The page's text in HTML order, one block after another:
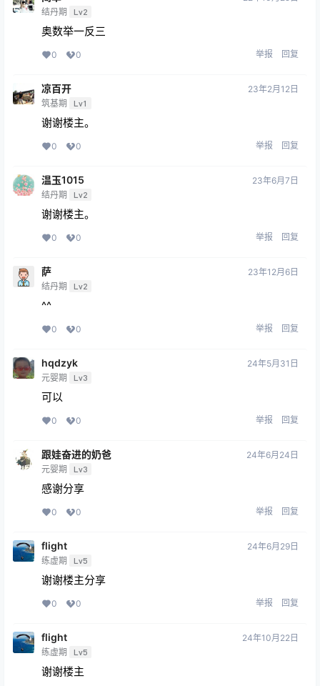
结丹期 Lv2
奥数举一反三
0 0 举报 回复
凉百开
筑基期 Lv1
23年2月12日
谢谢楼主。
0 0 举报 回复
温玉1015
结丹期 Lv2
23年6月7日
谢谢楼主。
0 0 举报 回复
萨
结丹期 Lv2
23年12月6日
^^
0 0 举报 回复
hqdzyk
元婴期 Lv3
24年5月31日
可以
0 0 举报 回复
跟娃奋进的奶爸
元婴期 Lv3
24年6月24日
感谢分享
0 0 举报 回复
flight
练虚期 Lv5
24年6月29日
谢谢楼主分享
0 0 举报 回复
flight
练虚期 Lv5
24年10月22日
谢谢楼主